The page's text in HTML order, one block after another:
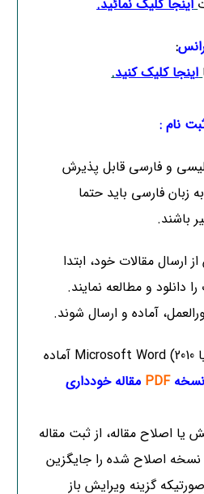
اینجا کلیک نمائید.
:
اینجا کلیک کنید.
نام :
و فارسی قابل پذیرش
زبان فارسی باید حتما
باشند.
ارسال مقالات خود، ابتدا
دانلود و مطالعه نمایند.
آماده و ارسال شوند.
- مقالات باید در (2007 یا 2010) Microsoft Word آماده
نسخهPDF مقاله خودداری
یا اصلاح مقاله، از ثبت مقاله
اصلاح شده را جایگزین
گزینه ویرایش باز